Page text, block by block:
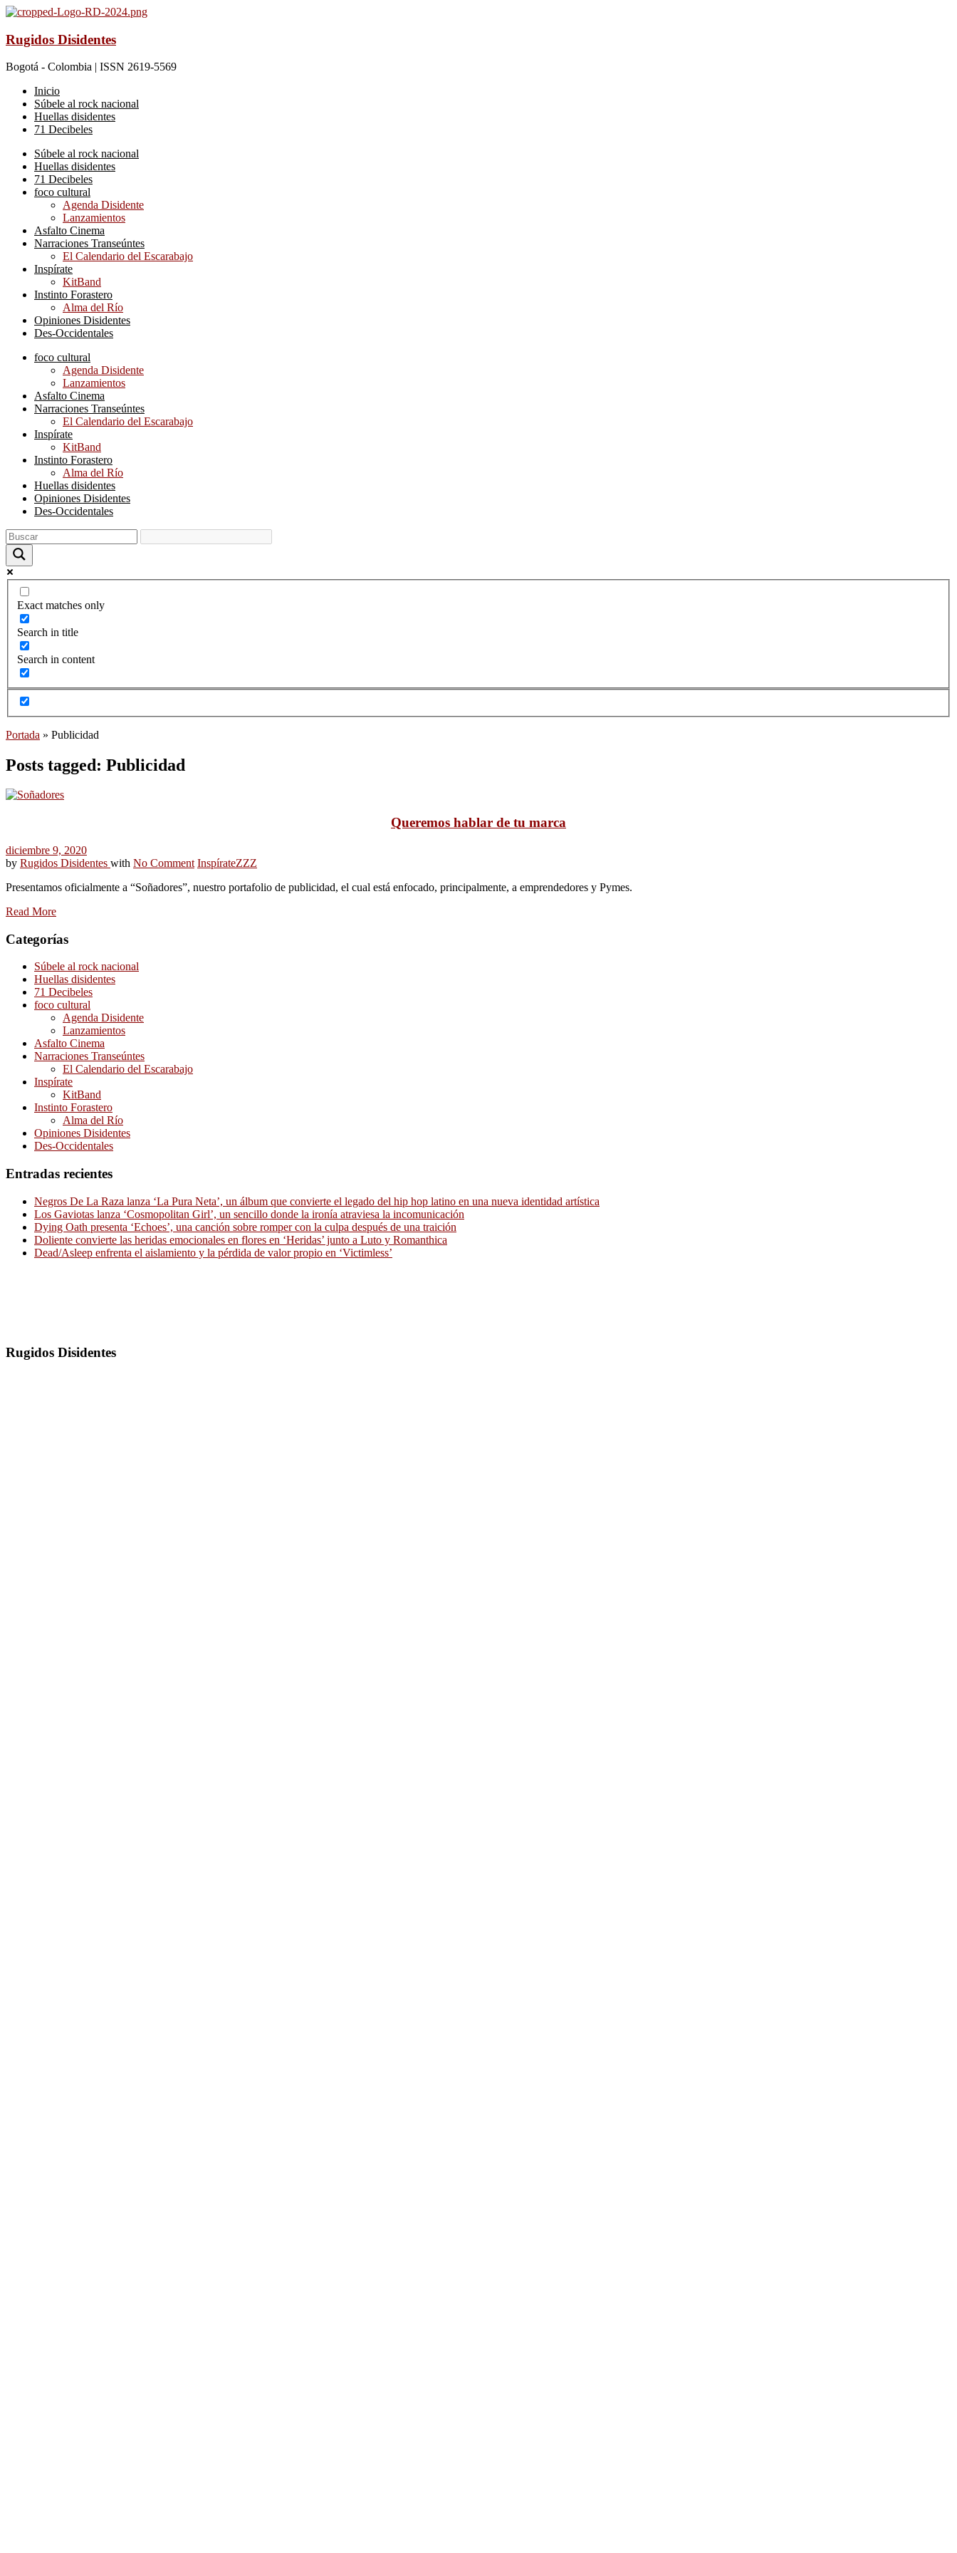
Rugidos Disidentes
Bogotá - Colombia | ISSN 2619-5569
Inicio
Súbele al rock nacional
Huellas disidentes
71 Decibeles
Súbele al rock nacional
Huellas disidentes
71 Decibeles
foco cultural
Agenda Disidente
Lanzamientos
Asfalto Cinema
Narraciones Transeúntes
El Calendario del Escarabajo
Inspírate
KitBand
Instinto Forastero
Alma del Río
Opiniones Disidentes
Des-Occidentales
foco cultural
Agenda Disidente
Lanzamientos
Asfalto Cinema
Narraciones Transeúntes
El Calendario del Escarabajo
Inspírate
KitBand
Instinto Forastero
Alma del Río
Huellas disidentes
Opiniones Disidentes
Des-Occidentales
Exact matches only
Search in title
Search in content
Portada » Publicidad
Posts tagged: Publicidad
Queremos hablar de tu marca
diciembre 9, 2020
by Rugidos Disidentes with No Comment InspírateZZZ
Presentamos oficialmente a “Soñadores”, nuestro portafolio de publicidad, el cual está enfocado, principalmente, a emprendedores y Pymes.
Read More
Categorías
Súbele al rock nacional
Huellas disidentes
71 Decibeles
foco cultural
Agenda Disidente
Lanzamientos
Asfalto Cinema
Narraciones Transeúntes
El Calendario del Escarabajo
Inspírate
KitBand
Instinto Forastero
Alma del Río
Opiniones Disidentes
Des-Occidentales
Entradas recientes
Negros De La Raza lanza ‘La Pura Neta’, un álbum que convierte el legado del hip hop latino en una nueva identidad artística
Los Gaviotas lanza ‘Cosmopolitan Girl’, un sencillo donde la ironía atraviesa la incomunicación
Dying Oath presenta ‘Echoes’, una canción sobre romper con la culpa después de una traición
Doliente convierte las heridas emocionales en flores en ‘Heridas’ junto a Luto y Romanthica
Dead/Asleep enfrenta el aislamiento y la pérdida de valor propio en ‘Victimless’
Rugidos Disidentes